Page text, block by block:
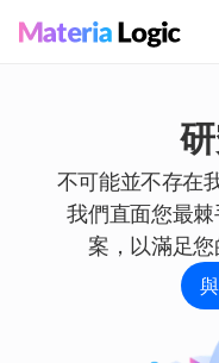
不可能並不存在
我們直面您最
案，以滿足您